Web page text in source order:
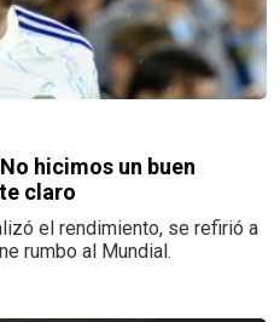
hicimos un buen
claro
el rendimiento, se refirió a
rumbo al Mundial.